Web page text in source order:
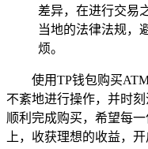
差异，在进行交易
当地的法律法规，
烦。
使用TP钱包购买
不紊地进行操作，并时
顺利完成购买，希望每
上，收获理想的收益，